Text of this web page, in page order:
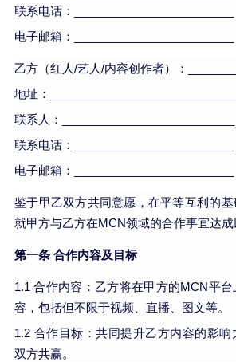
联系电话：_________________________
电子邮箱：_________________________
乙方（红人/艺人/内容创作者）：
地址：
联系人：___________________________
联系电话：_________________________
电子邮箱：_________________________
鉴于甲乙双方共同意愿，在平等互利的基
就甲方与乙方在MCN领域的合作事宜达成
第一条 合作内容及目标
1.1 合作内容：乙方将在甲方的MCN平
容，包括但不限于视频、直播、图文等。
1.2 合作目标：共同提升乙方内容的影
双方共赢。